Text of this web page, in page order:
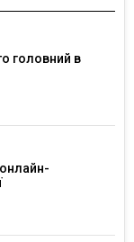
головний в